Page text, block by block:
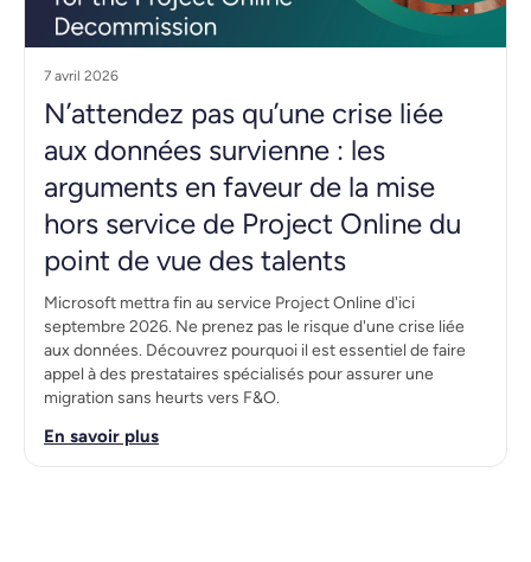
7 avril 2026
N’attendez pas qu’une crise liée
aux données survienne : les
arguments en faveur de la mise
hors service de Project Online du
point de vue des talents
Microsoft mettra fin au service Project Online d'ici
septembre 2026. Ne prenez pas le risque d'une crise liée
aux données. Découvrez pourquoi il est essentiel de faire
appel à des prestataires spécialisés pour assurer une
migration sans heurts vers F&O.
En savoir plus